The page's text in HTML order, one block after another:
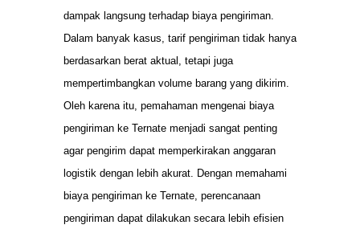
dampak langsung terhadap biaya pengiriman.
Dalam banyak kasus, tarif pengiriman tidak hanya
berdasarkan berat aktual, tetapi juga
mempertimbangkan volume barang yang dikirim.
Oleh karena itu, pemahaman mengenai biaya
pengiriman ke Ternate menjadi sangat penting
agar pengirim dapat memperkirakan anggaran
logistik dengan lebih akurat. Dengan memahami
biaya pengiriman ke Ternate, perencanaan
pengiriman dapat dilakukan secara lebih efisien